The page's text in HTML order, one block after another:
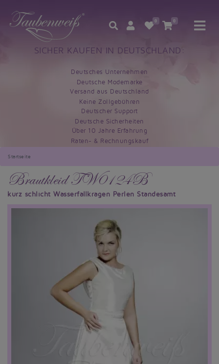
0 0
SICHER KAUFEN IN DEUTSCHLAND:
Deutsches Unternehmen
Deutsche Modemarke
Versand aus Deutschland
Keine Zollgebühren
Deutscher Support
Deutsche Sicherheiten
Über 10 Jahre Erfahrung
Raten- & Rechnungskauf
Startseite
Brautkleid TW0124B
kurz schlicht Wasserfallkragen Perlen Standesamt